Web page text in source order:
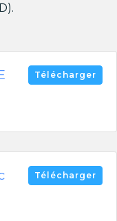
Télécharger
Télécharger